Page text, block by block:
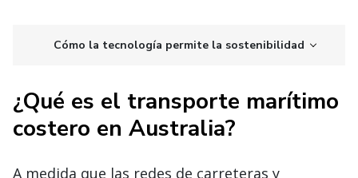
Cómo la tecnología permite la sostenibilidad
¿Qué es el transporte marítimo
costero en Australia?
A medida que las redes de carreteras y